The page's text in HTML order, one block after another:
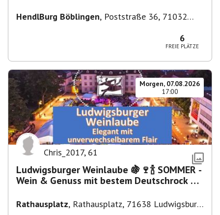
HendlBurg Böblingen, Poststraße 36, 71032
6
FREIE PLÄTZE
Morgen, 07.08.2026
17:00
Chris_2017, 61
Ludwigsburger Weinlaube 🍇🍷🍾 SOMMER -
Wein & Genuss mit bestem Deutschrock 🎼
Rathausplatz, Rathausplatz, 71638 Ludwigsburg,